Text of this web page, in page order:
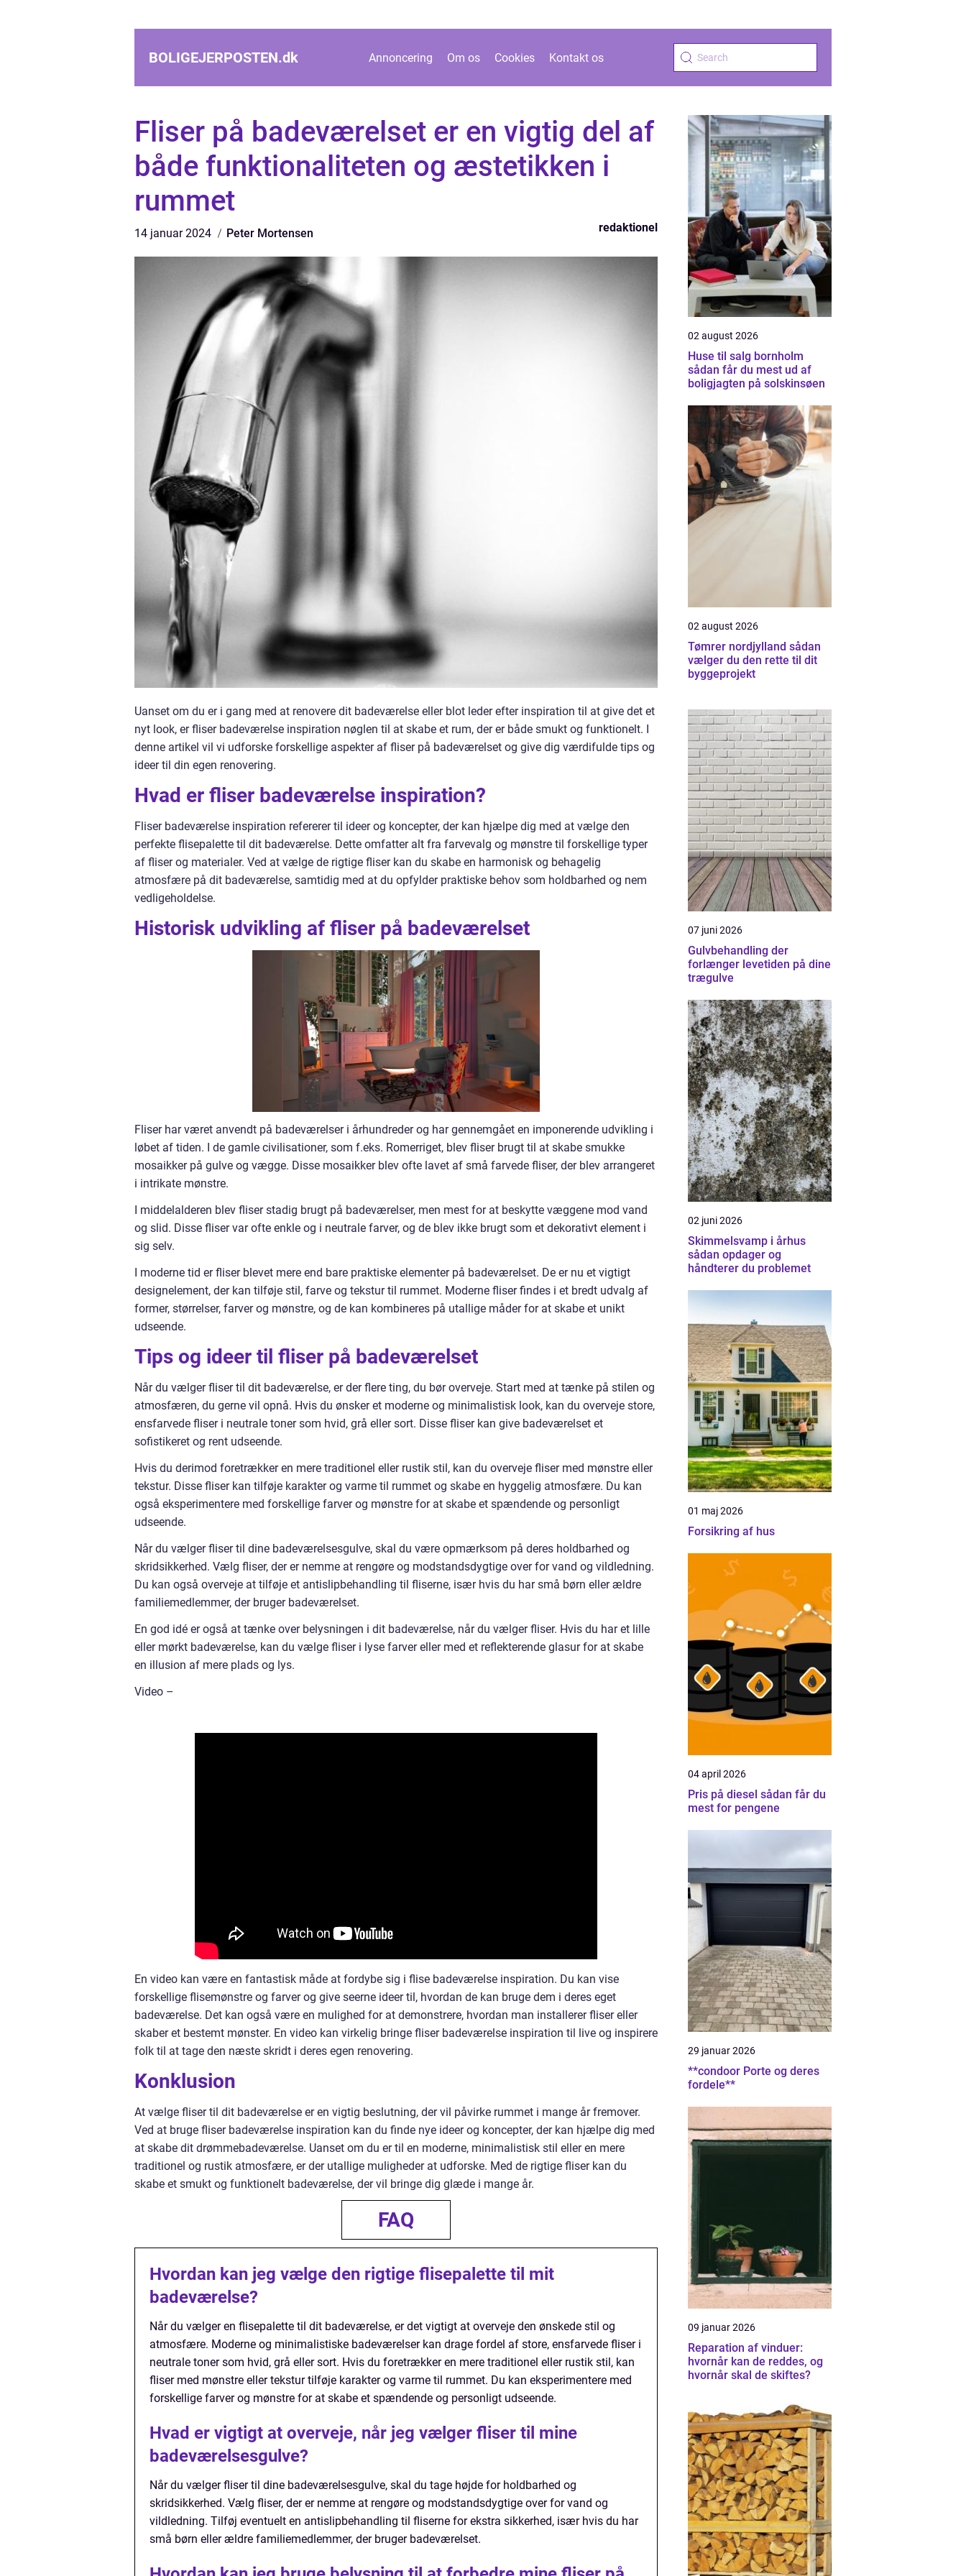
BOLIGEJERPOSTEN.dk Annoncering Om os Cookies Kontakt os
Fliser på badeværelset er en vigtig del af
både funktionaliteten og æstetikken i
rummet
14 januar 2024 Peter Mortensen redaktionel
Uanset om du er i gang med at renovere dit badeværelse eller blot leder efter inspiration til at give det et
nyt look, er fliser badeværelse inspiration nøglen til at skabe et rum, der er både smukt og funktionelt. I
denne artikel vil vi udforske forskellige aspekter af fliser på badeværelset og give dig værdifulde tips og
ideer til din egen renovering.
Hvad er fliser badeværelse inspiration?
Fliser badeværelse inspiration refererer til ideer og koncepter, der kan hjælpe dig med at vælge den
perfekte flisepalette til dit badeværelse. Dette omfatter alt fra farvevalg og mønstre til forskellige typer
af fliser og materialer. Ved at vælge de rigtige fliser kan du skabe en harmonisk og behagelig
atmosfære på dit badeværelse, samtidig med at du opfylder praktiske behov som holdbarhed og nem
vedligeholdelse.
Historisk udvikling af fliser på badeværelset
Fliser har været anvendt på badeværelser i århundreder og har gennemgået en imponerende udvikling i
løbet af tiden. I de gamle civilisationer, som f.eks. Romerriget, blev fliser brugt til at skabe smukke
mosaikker på gulve og vægge. Disse mosaikker blev ofte lavet af små farvede fliser, der blev arrangeret
i intrikate mønstre.
I middelalderen blev fliser stadig brugt på badeværelser, men mest for at beskytte væggene mod vand
og slid. Disse fliser var ofte enkle og i neutrale farver, og de blev ikke brugt som et dekorativt element i
sig selv.
I moderne tid er fliser blevet mere end bare praktiske elementer på badeværelset. De er nu et vigtigt
designelement, der kan tilføje stil, farve og tekstur til rummet. Moderne fliser findes i et bredt udvalg af
former, størrelser, farver og mønstre, og de kan kombineres på utallige måder for at skabe et unikt
udseende.
Tips og ideer til fliser på badeværelset
Når du vælger fliser til dit badeværelse, er der flere ting, du bør overveje. Start med at tænke på stilen og
atmosfæren, du gerne vil opnå. Hvis du ønsker et moderne og minimalistisk look, kan du overveje store,
ensfarvede fliser i neutrale toner som hvid, grå eller sort. Disse fliser kan give badeværelset et
sofistikeret og rent udseende.
Hvis du derimod foretrækker en mere traditionel eller rustik stil, kan du overveje fliser med mønstre eller
tekstur. Disse fliser kan tilføje karakter og varme til rummet og skabe en hyggelig atmosfære. Du kan
også eksperimentere med forskellige farver og mønstre for at skabe et spændende og personligt
udseende.
Når du vælger fliser til dine badeværelsesgulve, skal du være opmærksom på deres holdbarhed og
skridsikkerhed. Vælg fliser, der er nemme at rengøre og modstandsdygtige over for vand og vildledning.
Du kan også overveje at tilføje et antislipbehandling til fliserne, især hvis du har små børn eller ældre
familiemedlemmer, der bruger badeværelset.
En god idé er også at tænke over belysningen i dit badeværelse, når du vælger fliser. Hvis du har et lille
eller mørkt badeværelse, kan du vælge fliser i lyse farver eller med et reflekterende glasur for at skabe
en illusion af mere plads og lys.
Video –
En video kan være en fantastisk måde at fordybe sig i flise badeværelse inspiration. Du kan vise
forskellige flisemønstre og farver og give seerne ideer til, hvordan de kan bruge dem i deres eget
badeværelse. Det kan også være en mulighed for at demonstrere, hvordan man installerer fliser eller
skaber et bestemt mønster. En video kan virkelig bringe fliser badeværelse inspiration til live og inspirere
folk til at tage den næste skridt i deres egen renovering.
Konklusion
At vælge fliser til dit badeværelse er en vigtig beslutning, der vil påvirke rummet i mange år fremover.
Ved at bruge fliser badeværelse inspiration kan du finde nye ideer og koncepter, der kan hjælpe dig med
at skabe dit drømmebadeværelse. Uanset om du er til en moderne, minimalistisk stil eller en mere
traditionel og rustik atmosfære, er der utallige muligheder at udforske. Med de rigtige fliser kan du
skabe et smukt og funktionelt badeværelse, der vil bringe dig glæde i mange år.
FAQ
Hvordan kan jeg vælge den rigtige flisepalette til mit
badeværelse?
Når du vælger en flisepalette til dit badeværelse, er det vigtigt at overveje den ønskede stil og
atmosfære. Moderne og minimalistiske badeværelser kan drage fordel af store, ensfarvede fliser i
neutrale toner som hvid, grå eller sort. Hvis du foretrækker en mere traditionel eller rustik stil, kan
fliser med mønstre eller tekstur tilføje karakter og varme til rummet. Du kan eksperimentere med
forskellige farver og mønstre for at skabe et spændende og personligt udseende.
Hvad er vigtigt at overveje, når jeg vælger fliser til mine
badeværelsesgulve?
Når du vælger fliser til dine badeværelsesgulve, skal du tage højde for holdbarhed og
skridsikkerhed. Vælg fliser, der er nemme at rengøre og modstandsdygtige over for vand og
vildledning. Tilføj eventuelt en antislipbehandling til fliserne for ekstra sikkerhed, især hvis du har
små børn eller ældre familiemedlemmer, der bruger badeværelset.
02 august 2026
Huse til salg bornholm
sådan får du mest ud af
boligjagten på solskinsøen
02 august 2026
Tømrer nordjylland sådan
vælger du den rette til dit
byggeprojekt
07 juni 2026
Gulvbehandling der
forlænger levetiden på dine
trægulve
02 juni 2026
Skimmelsvamp i århus
sådan opdager og
håndterer du problemet
01 maj 2026
Forsikring af hus
04 april 2026
Pris på diesel sådan får du
mest for pengene
29 januar 2026
**condoor Porte og deres
fordele**
09 januar 2026
Reparation af vinduer:
hvornår kan de reddes, og
hvornår skal de skiftes?